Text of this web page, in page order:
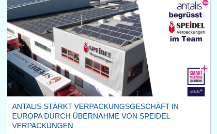
ANTALIS STÄRKT VERPACKUNGSGESCHÄFT IN
EUROPA DURCH ÜBERNAHME VON SPEIDEL
VERPACKUNGEN